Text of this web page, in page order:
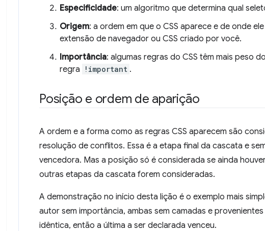
Especificidade: um algoritmo que determina qual
Origem: a ordem em que o CSS aparece e de onde
extensão de navegador ou CSS criado por você.
Importância: algumas regras do CSS têm mais peso
regra
!important .
Posição e ordem de aparição
A ordem e a forma como as regras CSS aparecem são
resolução de conflitos. Essa é a etapa final da cascata e
vencedora. Mas a posição só é considerada se ainda
outras etapas da cascata forem consideradas.
A demonstração no início desta lição é o exemplo mais
autor sem importância, ambas sem camadas e
idêntica, então a última a ser declarada venceu.